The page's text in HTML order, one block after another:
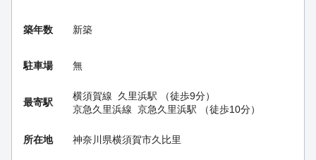
築年数 新築
駐車場 無
最寄駅
横須賀線 久里浜駅 （徒歩9分）
京急久里浜線 京急久里浜駅 （徒歩10分）
所在地 神奈川県横須賀市久比里